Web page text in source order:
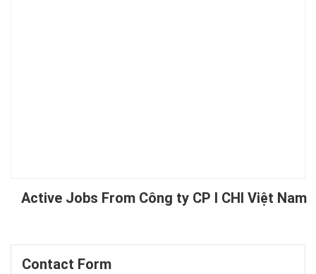
Active Jobs From Công ty CP I CHI Việt Nam
Contact Form